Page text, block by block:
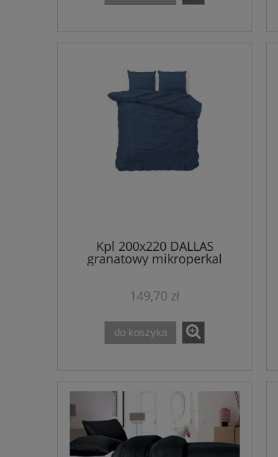
Kpl 200x220 DALLAS
granatowy mikroperkal
149,70 zł
do koszyka